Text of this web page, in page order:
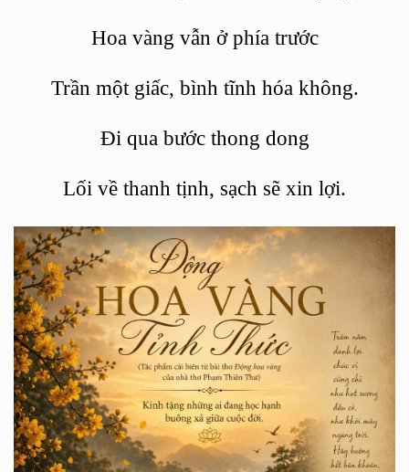
Hoa vàng vẫn ở phía trước
Trần một giấc, bình tĩnh hóa không.
Đi qua bước thong dong
Lối về thanh tịnh, sạch sẽ xin lợi.